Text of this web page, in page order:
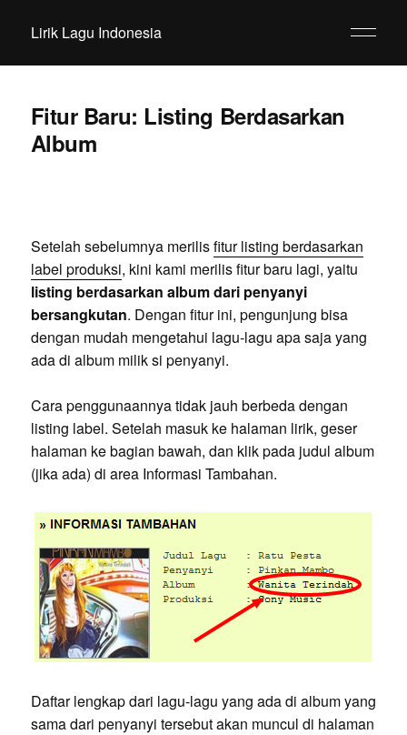
Lirik Lagu Indonesia
Fitur Baru: Listing Berdasarkan
Album
Setelah sebelumnya merilisfitur listing berdasarkan
label produksi, kini kami merilis fitur baru lagi, yaitu
listing berdasarkan album dari penyanyi
bersangkutan. Dengan fitur ini, pengunjung bisa
dengan mudah mengetahui lagu-lagu apa saja yang
ada di album milik si penyanyi.
Cara penggunaannya tidak jauh berbeda dengan
listing label. Setelah masuk ke halaman lirik, geser
halaman ke bagian bawah, dan klik pada judul album
(jika ada) di area Informasi Tambahan.
Daftar lengkap dari lagu-lagu yang ada di album yang
sama dari penyanyi tersebut akan muncul di halaman